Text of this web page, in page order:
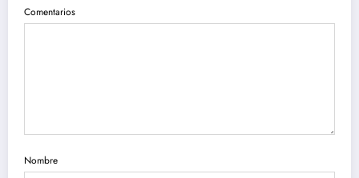
Comentarios
Nombre